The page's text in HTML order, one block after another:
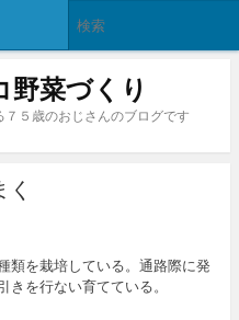
菜づくり
５歳のおじさんのブログです
類を栽培している。通路際に発
を行ない育てている。